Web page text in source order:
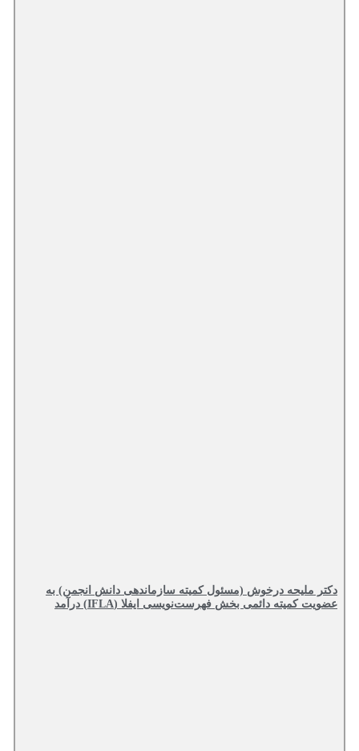
دکتر ملیحه درخوش (مسئول کمیته سازماندهی دانش انجمن) به
عضویت کمیته دائمی بخش فهرست‌نویسی ایفلا (IFLA) درآمد